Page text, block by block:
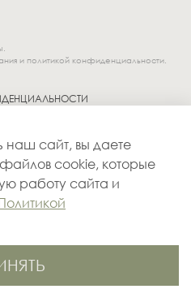
и политикой конфиденциальности.
наш сайт, вы даете
cookie, которые
работу сайта и